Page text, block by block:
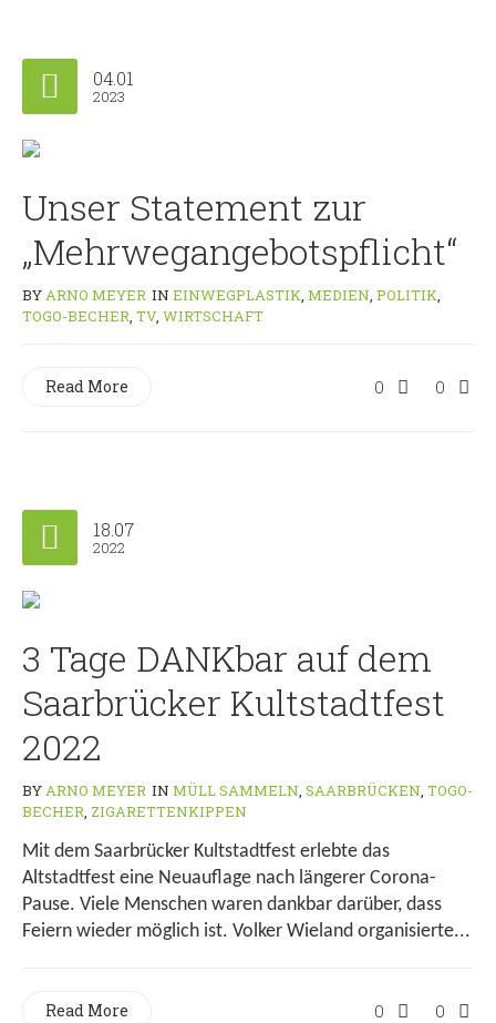
04.01
2023
Unser Statement zur
„Mehrwegangebotspflicht“
BYARNO MEYER IN EINWEGPLASTIK, MEDIEN, POLITIK,
TOGO-BECHER, TV, WIRTSCHAFT
0 0
Read More
18.07
2022
3 Tage DANKbar auf dem
Saarbrücker Kultstadtfest
2022
BYARNO MEYER IN MÜLL SAMMELN, SAARBRÜCKEN, TOGO-
BECHER, ZIGARETTENKIPPEN
Mit dem Saarbrücker Kultstadtfest erlebte das
Altstadtfest eine Neuauflage nach längerer Corona-
Pause. Viele Menschen waren dankbar darüber, dass
Feiern wieder möglich ist. Volker Wieland organisierte...
0 0
Read More